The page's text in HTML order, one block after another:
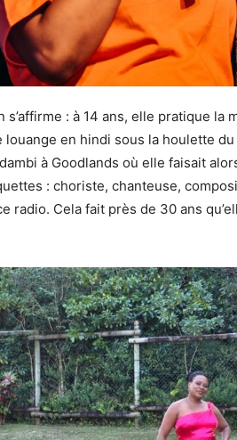
s’affirme : à 14 ans, elle pratique
louange en hindi sous la houlette
à Goodlands où elle faisait
: choriste, chanteuse,
radio. Cela fait près de 30 ans